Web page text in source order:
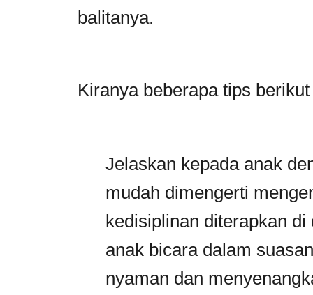
balitanya.
Kiranya beberapa tips
Jelaskan kepada anak
mudah dimengerti
kedisiplinan diterapkan
anak bicara dalam
nyaman dan